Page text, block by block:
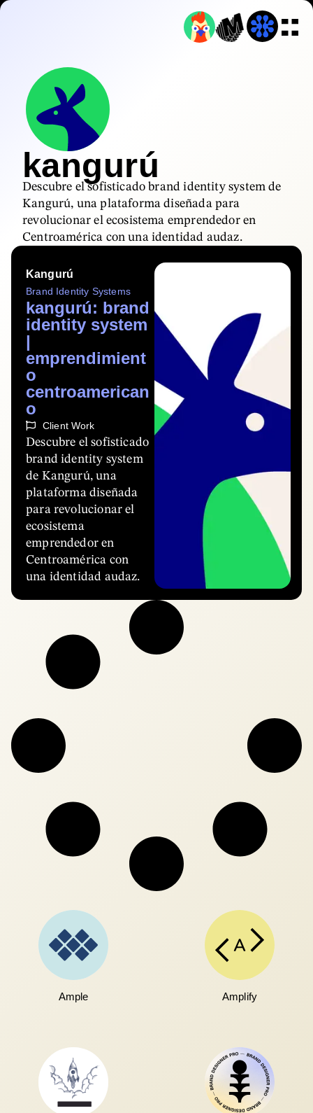
kangurú
Descubre el sofisticado brand identity system de
Kangurú, una plataforma diseñada para
revolucionar el ecosistema emprendedor en
Centroamérica con una identidad audaz.
Kangurú
Brand Identity Systems
kangurú: brand
identity system
|
emprendimient
o
centroamerican
o
Client Work
Descubre el sofisticado
brand identity system
de Kangurú, una
plataforma diseñada
para revolucionar el
ecosistema
emprendedor en
Centroamérica con
una identidad audaz.
Ample Amplify